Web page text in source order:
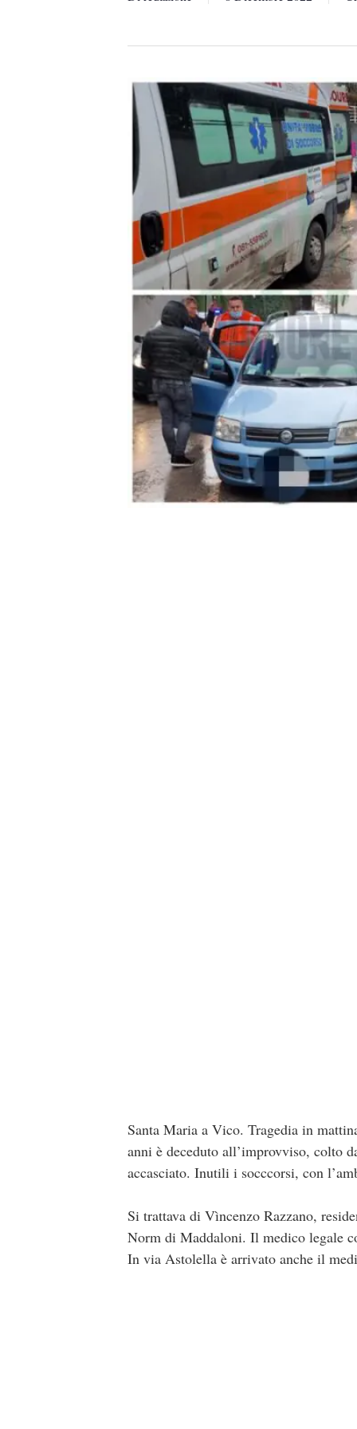
Santa Maria a Vico. Tragedia in
anni è deceduto all’improvviso, colto
accasciato. Inutili i socccorsi, con
Si trattava di Vìncenzo Razzano,
Norm di Maddaloni. Il medico legale
In via Astolella è arrivato anche il